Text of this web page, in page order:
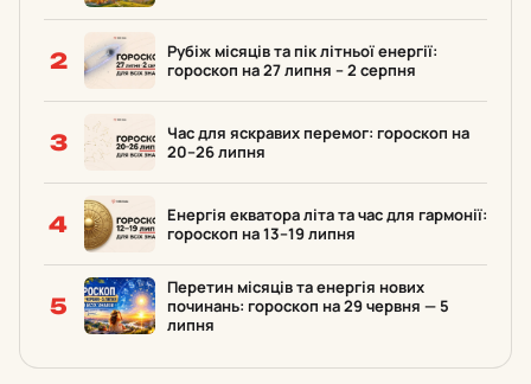
2
Рубіж місяців та пік літньої енергії:
гороскоп на 27 липня – 2 серпня
3
Час для яскравих перемог: гороскоп на
20–26 липня
4
Енергія екватора літа та час для гармонії:
гороскоп на 13–19 липня
5
Перетин місяців та енергія нових
починань: гороскоп на 29 червня — 5
липня